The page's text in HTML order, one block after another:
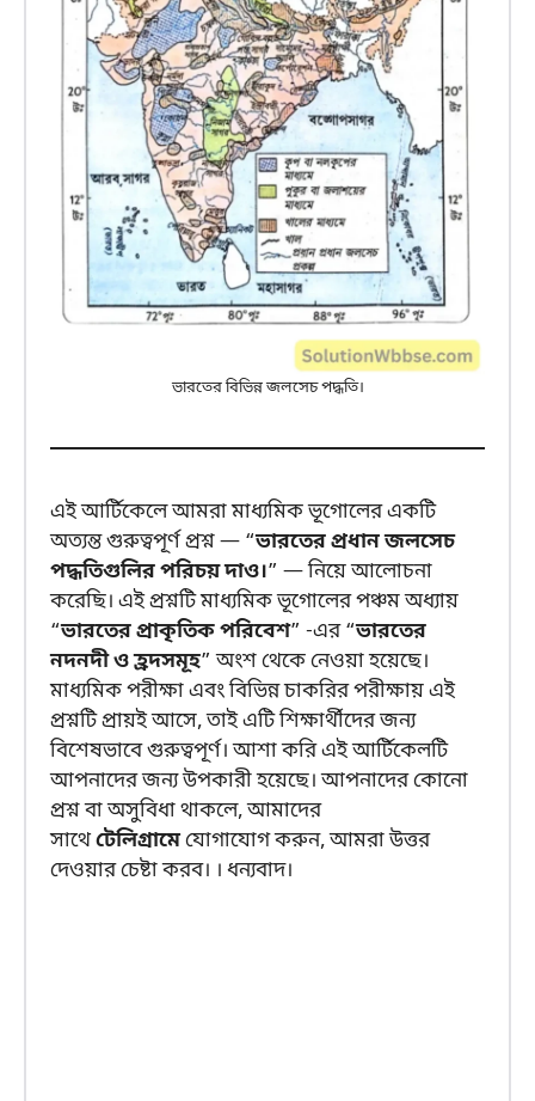
ভারতের বিভিন্ন জলসেচ পদ্ধতি।
এই আর্টিকেলে আমরা মাধ্যমিক ভূগোলের একটি
অত্যন্ত গুরুত্বপূর্ণ প্রশ্ন — “ভারতের প্রধান জলসেচ
পদ্ধতিগুলির পরিচয় দাও।” — নিয়ে আলোচনা
করেছি। এই প্রশ্নটি মাধ্যমিক ভূগোলের পঞ্চম অধ্যায়
“ভারতের প্রাকৃতিক পরিবেশ” -এর “ভারতের
নদনদী ও হ্রদসমূহ” অংশ থেকে নেওয়া হয়েছে।
মাধ্যমিক পরীক্ষা এবং বিভিন্ন চাকরির পরীক্ষায় এই
প্রশ্নটি প্রায়ই আসে, তাই এটি শিক্ষার্থীদের জন্য
বিশেষভাবে গুরুত্বপূর্ণ। আশা করি এই আর্টিকেলটি
আপনাদের জন্য উপকারী হয়েছে। আপনাদের কোনো
প্রশ্ন বা অসুবিধা থাকলে, আমাদের
সাথেটেলিগ্রামেযোগাযোগ করুন, আমরা উত্তর
দেওয়ার চেষ্টা করব। । ধন্যবাদ।